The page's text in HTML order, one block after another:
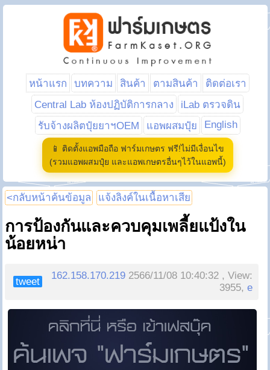
หน้าแรก บทความ สินค้า ตามสินค้า
ติดต่อเรา
Central Lab ห้องปฏิบัติการกลาง
iLab ตรวจดิน
รับจ้างผลิตปุ๋ยยาฯOEM
แอพผสมปุ๋ย English
📱 ติดตั้งแอพมือถือ ฟาร์มเกษตร ฟรี!ไม่มีเงื่อนไข
(รวมแอพผสมปุ๋ย และแอพเกษตรอื่นๆไว้ในแอพนี้)
<กลับหน้าค้นข้อมูล แจ้งลิงค์ในเนื้อหาเสีย
การป้องกันและควบคุมเพลี้ยแป้งใน
น้อยหน่า
tweet
162.158.170.219 2566/11/08 10:40:32 , View:
3955,e